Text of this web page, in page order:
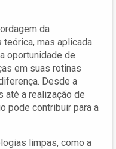
da
mas aplicada.
oportunidade de
em suas rotinas
Desde a
até a realização de
pode contribuir para a
limpas, como a